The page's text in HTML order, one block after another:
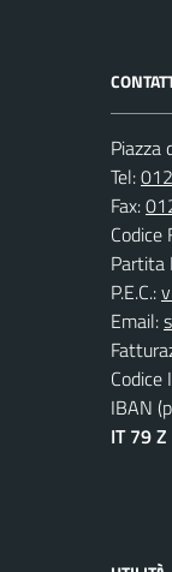
Piazza
Tel:
Fax:
Codice
Partita
P.E.C.:
Email:
Codice
IBAN
IT 79